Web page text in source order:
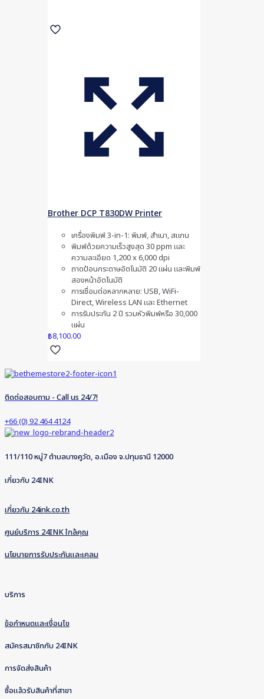
Brother DCP T830DW Printer
เครื่องพิมพ์ 3-in-1: พิมพ์, สำเนา, สแกน
พิมพ์ด้วยความเร็วสูงสุด 30 ppm และ
ความละเอียด 1,200 x 6,000 dpi
ถาดป้อนกระดาษอัตโนมัติ 20 แผ่น และพิมพ์
สองหน้าอัตโนมัติ
การเชื่อมต่อหลากหลาย: USB, WiFi-
Direct, Wireless LAN และ Ethernet
การรับประกัน 2 ปี รวมหัวพิมพ์หรือ 30,000
แผ่น
฿8,100.00
ติดต่อสอบถาม - Call us 24/7!
+66 (0) 92 464 4124
111/110 หมู่7 ตำบลบางคูวัด, อ.เมือง จ.ปทุมธานี 12000
เกี่ยวกับ 24INK
เกี่ยวกับ 24ink.co.th
ศูนย์บริการ 24INK ใกล้คุณ
นโยบายการรับประกันและเคลม
บริการ
ข้อกำหนดและเงื่อนไข
สมัครสมาชิกกับ 24INK
การจัดส่งสินค้า
ซื้อแล้วรับสินค้าที่สาขา